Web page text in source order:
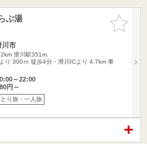
お気に入
りに追加
ぶ湯
川市
滑川駅351m
り 300ｍ 徒歩4分・滑川ICより 4.7km 車
～22:00
円～
り旅・一人旅